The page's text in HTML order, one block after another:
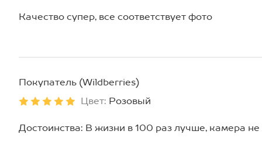
Качество супер, все соответствует фото
Покупатель (Wildberries)
Цвет: Розовый
Достоинства: В жизни в 100 раз лучше, камера